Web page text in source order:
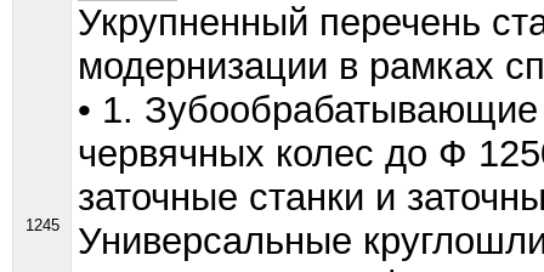
1245
Укрупненный перечень
модернизации в рамках
• 1.
червячных колес до Ф
заточные станки и
Универсальные